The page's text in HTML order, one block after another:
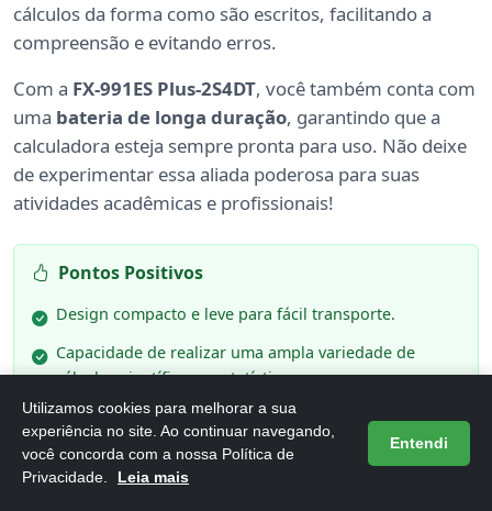
cálculos da forma como são escritos, facilitando a
compreensão e evitando erros.
Com a FX-991ES Plus-2S4DT, você também conta com
uma bateria de longa duração, garantindo que a
calculadora esteja sempre pronta para uso. Não deixe
de experimentar essa aliada poderosa para suas
atividades acadêmicas e profissionais!
Pontos Positivos
Design compacto e leve para fácil transporte.
Capacidade de realizar uma ampla variedade de
cálculos científicos e estatísticos.
Display grande e legível, facilitando a visualização
dos resultados.
Utilizamos cookies para melhorar a sua
experiência no site. Ao continuar navegando,
você concorda com a nossa Política de
Privacidade.
Leia mais
Entendi